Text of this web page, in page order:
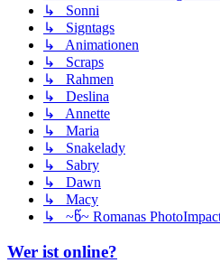
↳ Sonni
↳ Signtags
↳ Animationen
↳ Scraps
↳ Rahmen
↳ Deslina
↳ Annette
↳ Maria
↳ Snakelady
↳ Sabry
↳ Dawn
↳ Macy
↳ ~წ~ Romanas
Wer ist online?